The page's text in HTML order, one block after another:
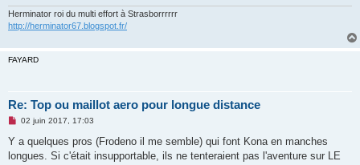
n
l
u
Herminator roi du multi effort à Strasborrrrrr
http://herminator67.blogspot.fr/
FAYARD
Re: Top ou maillot aero pour longue distance
M
s
a
02 juin 2017, 17:03
Y a quelques pros (Frodeno il me semble) qui font Kona en manches
longues. Si c'était insupportable, ils ne tenteraient pas l'aventure sur LE